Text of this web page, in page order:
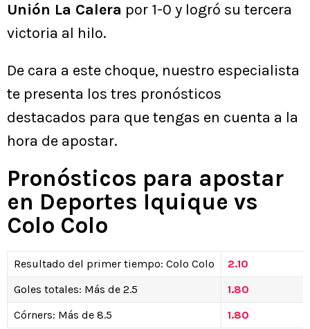
Unión La Calera por 1-0 y logró su tercera
victoria al hilo.
De cara a este choque, nuestro especialista
te presenta los tres pronósticos
destacados para que tengas en cuenta a la
hora de apostar.
Pronósticos para apostar
en Deportes Iquique vs
Colo Colo
Resultado del primer tiempo: Colo Colo
2.10
Goles totales: Más de 2.5
1.80
Córners: Más de 8.5
1.80